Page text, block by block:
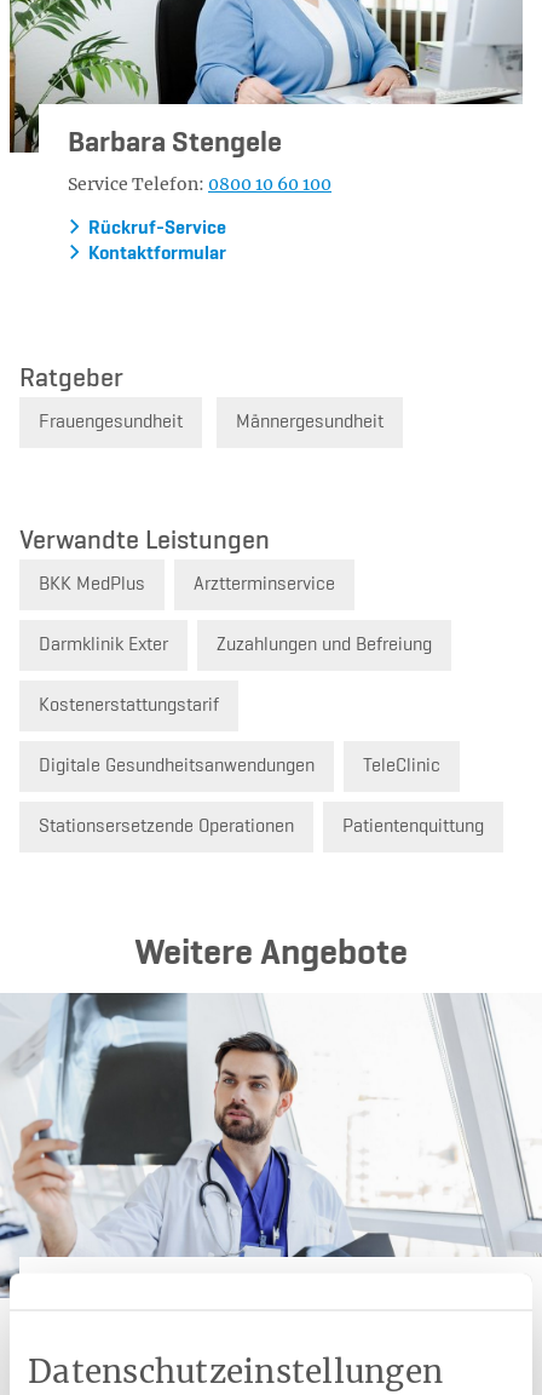
Datenschutzeinstellungen
Barbara Stengele
Service Telefon: 0800 10 60 100
Rückruf-Service
Kontaktformular
Ratgeber
Frauengesundheit Männergesundheit
Verwandte Leistungen
BKK MedPlus Arztterminservice
Darmklinik Exter Zuzahlungen und Befreiung
Kostenerstattungstarif
Digitale Gesundheitsanwendungen TeleClinic
Stationsersetzende Operationen Patientenquittung
Weitere Angebote
Osteoporose frühzeitig erkennen.